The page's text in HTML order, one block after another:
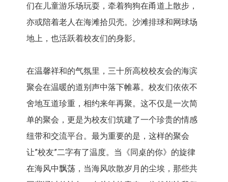
们在儿童游乐场玩耍，牵着狗狗在甬道上散步，
亦或陪着老人在海滩拾贝壳。沙滩排球和网球场
地上，也活跃着校友们的身影。
在温馨祥和的气氛里，三十所高校校友会的海滨
聚会在温暖的道别声中落下帷幕。校友们依依不
舍地互道珍重，相约来年再聚。这不仅是一次简
单的聚会，更是为校友们筑建了一个珍贵的情感
纽带和交流平台。最为重要的是，这样的聚会
让”校友”二字有了温度。当《同桌的你》的旋律
在海风中飘荡，当海风吹散岁月的尘埃，那些共